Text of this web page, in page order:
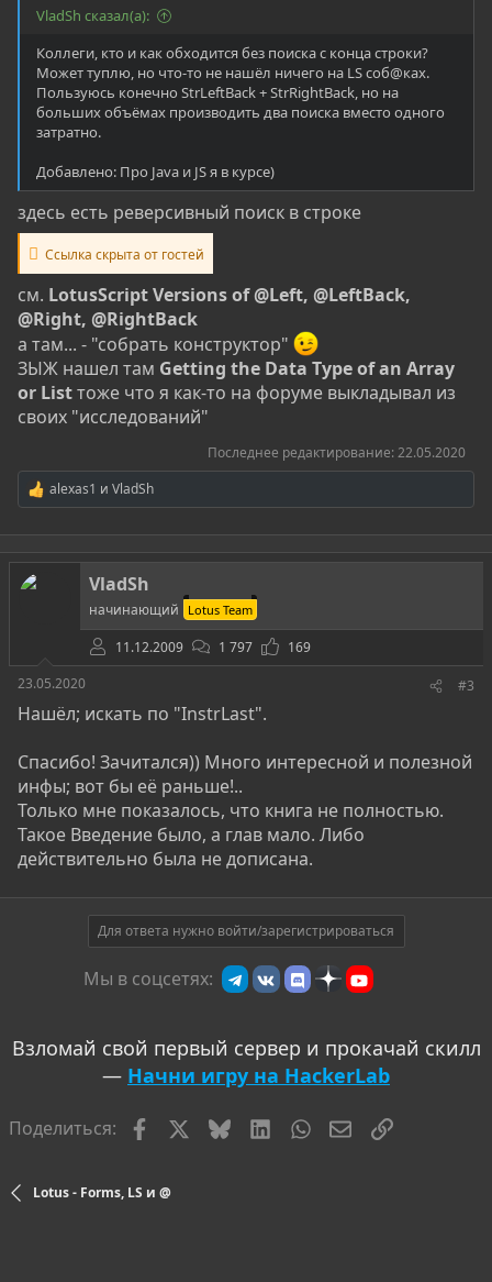
VladSh сказал(а):
Коллеги, кто и как обходится без поиска с конца строки?
Может туплю, но что-то не нашёл ничего на LS соб@ках.
Пользуюсь конечно StrLeftBack + StrRightBack, но на
больших объёмах производить два поиска вместо одного
затратно.
Добавлено: Про Java и JS я в курсе)
здесь есть реверсивный поиск в строке
Ссылка скрыта от гостей
см. LotusScript Versions of @Left, @LeftBack,
@Right, @RightBack
а там... - "собрать конструктор"
ЗЫЖ нашел там Getting the Data Type of an Array
or Listтоже что я как-то на форуме выкладывал из
своих "исследований"
Последнее редактирование: 22.05.2020
Р
е
а
к
ц
и
alexas1 и VladSh
VladSh
начинающий Lotus Team
11.12.2009 1 797
169
23.05.2020
#3
Нашёл; искать по "InstrLast".
Спасибо! Зачитался)) Много интересной и полезной
инфы; вот бы её раньше!..
Только мне показалось, что книга не полностью.
Такое Введение было, а глав мало. Либо
действительно была не дописана.
Для ответа нужно войти/зарегистрироваться
Мы в соцсетях:
Взломай свой первый сервер и прокачай скилл
— Начни игру на HackerLab
Поделиться: FacebookBlueskyLinkedInWhatsAppЭлектронная
Ссылка
Lotus - Forms, LS и @